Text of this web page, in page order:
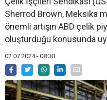
Sherrod Brown, Meksika
önemli artışın ABD çelik
oluşturduğu konusunda
02.07.2024 - 08:30